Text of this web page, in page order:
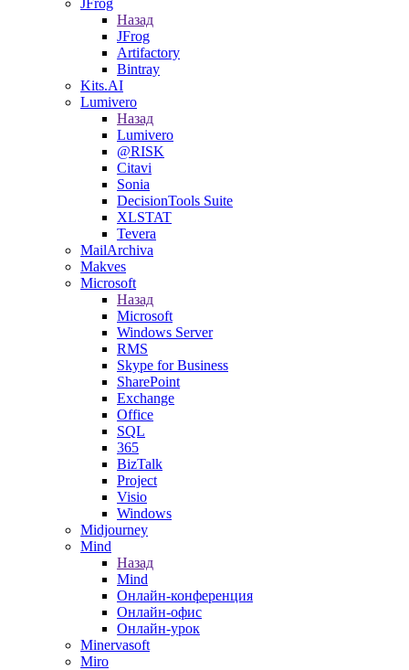
JFrog
Назад
JFrog
Artifactory
Bintray
Kits.AI
Lumivero
Назад
Lumivero
@RISK
Citavi
Sonia
DecisionTools Suite
XLSTAT
Tevera
MailArchiva
Makves
Microsoft
Назад
Microsoft
Windows Server
RMS
Skype for Business
SharePoint
Exchange
Office
SQL
365
BizTalk
Project
Visio
Windows
Midjourney
Mind
Назад
Mind
Онлайн-конференция
Онлайн-офис
Онлайн-урок
Minervasoft
Miro